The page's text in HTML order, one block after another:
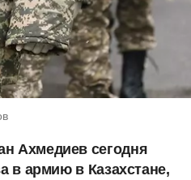
Ахмедиев сегодня
в армию в Казахстане,